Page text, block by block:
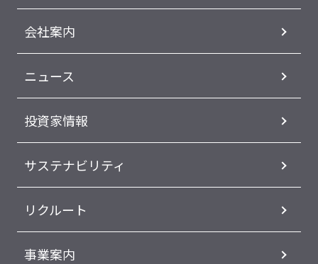
会社案内
ニュース
投資家情報
サステナビリティ
リクルート
事業案内